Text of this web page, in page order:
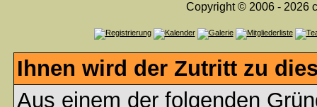
Copyright © 2006 - 2026
Ihnen wird der Zutritt zu
Aus einem der folgenden